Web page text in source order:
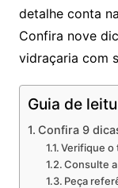
detalhe conta
Confira nove
vidraçaria com
Guia de
Confira 9
Verifique o
Consulte
Peça